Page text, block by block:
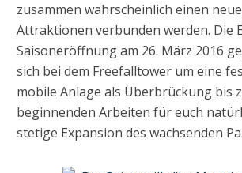
zusammen wahrscheinlich einen
Attraktionen verbunden werden. Die
Saisoneröffnung am 26. März 2016
sich bei dem Freefalltower um eine
mobile Anlage als Überbrückung bis
beginnenden Arbeiten für euch
stetige Expansion des wachsenden